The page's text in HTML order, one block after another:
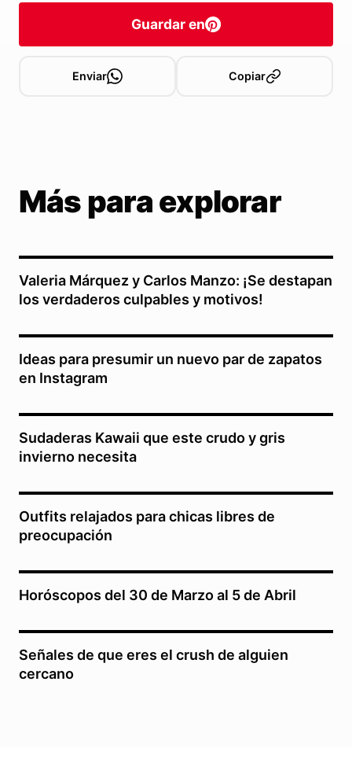
Guardar en
Enviar Copiar
Más para explorar
Valeria Márquez y Carlos Manzo: ¡Se destapan
los verdaderos culpables y motivos!
Ideas para presumir un nuevo par de zapatos
en Instagram
Sudaderas Kawaii que este crudo y gris
invierno necesita
Outfits relajados para chicas libres de
preocupación
Horóscopos del 30 de Marzo al 5 de Abril
Señales de que eres el crush de alguien
cercano